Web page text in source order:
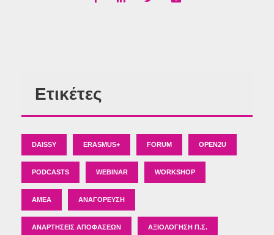
Ετικέτες
DAISSY ERASMUS+ FORUM OPEN2U
PODCASTS WEBINAR WORKSHOP
ΑΜΕΑ ΑΝΑΓΌΡΕΥΣΗ
ΑΝΑΡΤΉΣΕΙΣ ΑΠΟΦΆΣΕΩΝ ΑΞΙΟΛΌΓΗΣΗ Π.Σ.